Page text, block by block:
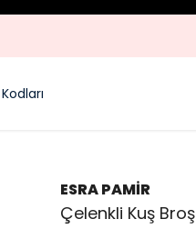
ESRA PAMİR
Çelenkli Kuş Broş